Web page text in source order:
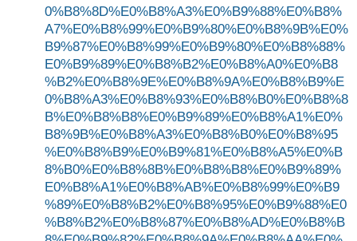
0%B8%8D%E0%B8%A3%E0%B9%88%E0%B8%
A7%E0%B8%99%E0%B9%80%E0%B8%9B%E0%
B9%87%E0%B8%99%E0%B9%80%E0%B8%88%
E0%B9%89%E0%B8%B2%E0%B8%A0%E0%B8
%B2%E0%B8%9E%E0%B8%9A%E0%B8%B9%E
0%B8%A3%E0%B8%93%E0%B8%B0%E0%B8%8
B%E0%B8%B8%E0%B9%89%E0%B8%A1%E0%
B8%9B%E0%B8%A3%E0%B8%B0%E0%B8%95
%E0%B8%B9%E0%B9%81%E0%B8%A5%E0%B
8%B0%E0%B8%8B%E0%B8%B8%E0%B9%89%
E0%B8%A1%E0%B8%AB%E0%B8%99%E0%B9
%89%E0%B8%B2%E0%B8%95%E0%B9%88%E0
%B8%B2%E0%B8%87%E0%B8%AD%E0%B8%B